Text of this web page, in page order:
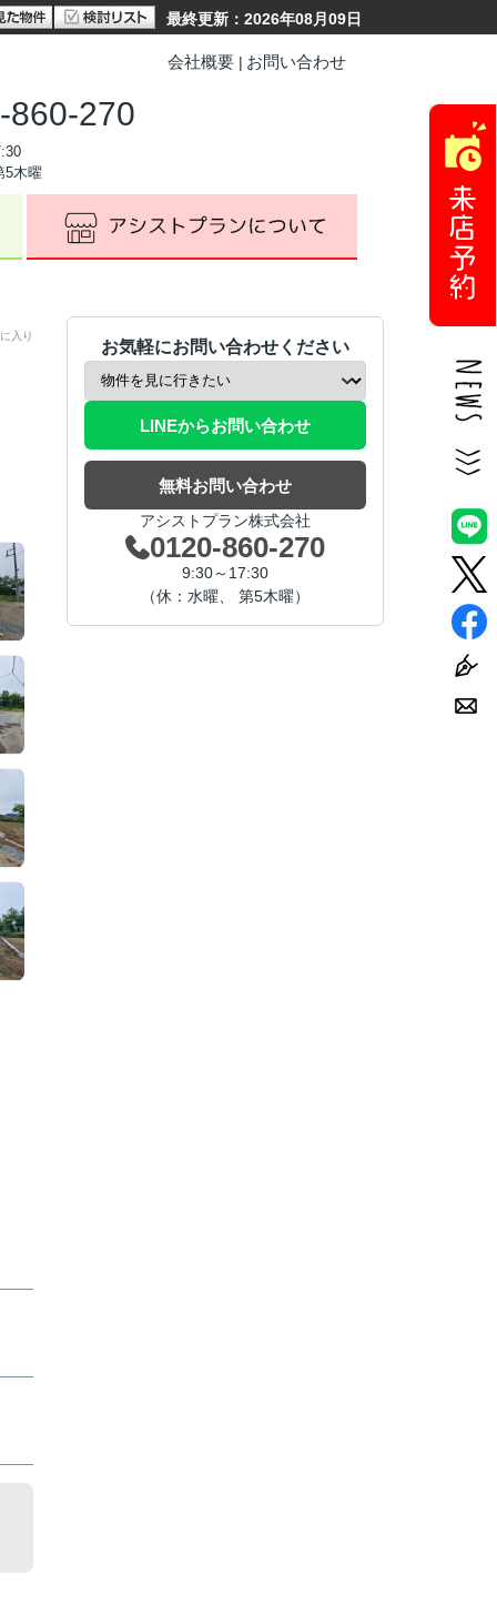
最終更新：2026年08月09日
会社概要 お問い合わせ
270
5木曜
入り
お気軽にお問い合わせください
LINEからお問い合わせ
無料お問い合わせ
アシストプラン株式会社
0120-860-270
9:30～17:30
（休：水曜、 第5木曜）